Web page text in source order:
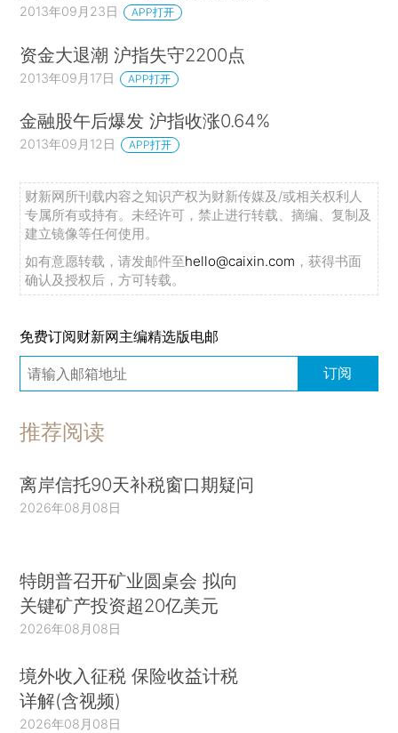
2013年09月23日 APP打开
资金大退潮 沪指失守2200点
2013年09月17日 APP打开
金融股午后爆发 沪指收涨0.64%
2013年09月12日 APP打开
财新网所刊载内容之知识产权为财新传媒及/或相关权利人
专属所有或持有。未经许可，禁止进行转载、摘编、复制及
建立镜像等任何使用。
如有意愿转载，请发邮件至hello@caixin.com ，获得书面
确认及授权后，方可转载。
免费订阅财新网主编精选版电邮
订阅
推荐阅读
离岸信托90天补税窗口期疑问
2026年08月08日
特朗普召开矿业圆桌会 拟向
关键矿产投资超20亿美元
2026年08月08日
境外收入征税 保险收益计税
详解(含视频)
2026年08月08日